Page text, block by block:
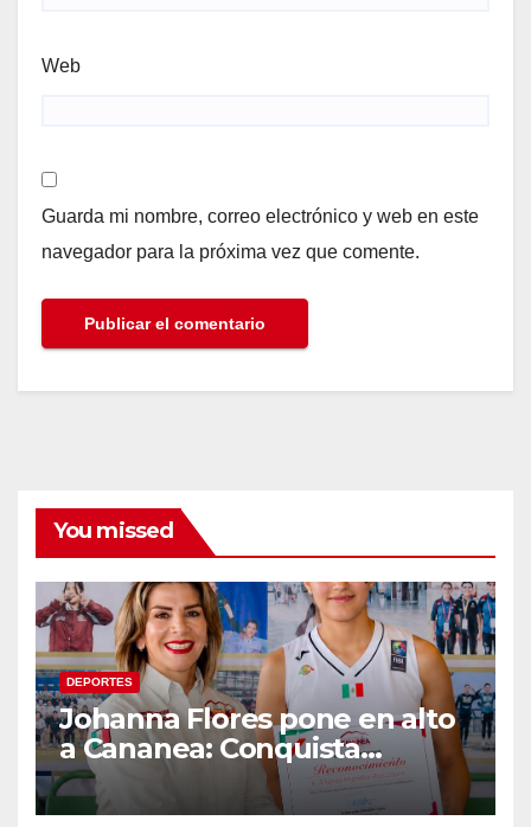
Web
Guarda mi nombre, correo electrónico y web en este
navegador para la próxima vez que comente.
You missed
DEPORTES
Johanna Flores pone en alto
a Cananea: Conquista
medalla de plata con la
Selección Mexicana Sub-20